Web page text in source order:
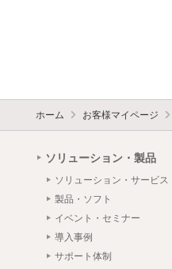
ホーム お客様マイページ
ソリューション・製品
ソリューション・サービス
製品・ソフト
イベント・セミナー
導入事例
サポート体制